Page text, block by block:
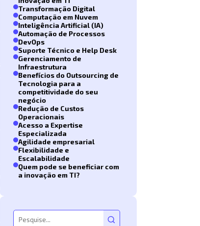
Transformação Digital
Computação em Nuvem
Inteligência Artificial (IA)
Automação de Processos
DevOps
Suporte Técnico e Help Desk
Gerenciamento de
Infraestrutura
Benefícios do Outsourcing de
Tecnologia para a
competitividade do seu
negócio
Redução de Custos
Operacionais
Acesso a Expertise
Especializada
Agilidade empresarial
Flexibilidade e
Escalabilidade
Quem pode se beneficiar com
a inovação em TI?